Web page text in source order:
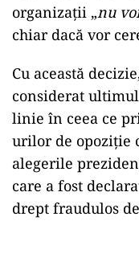
organizaţii „nu
chiar dacă vor
Cu această
considerat
linie în ceea ce
urilor de opoziţie
alegerile
care a fost
drept fraudulos